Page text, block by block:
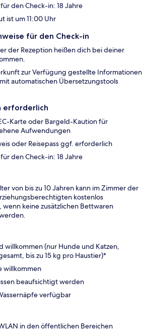
den Check-in: 18 Jahre
ist um 11:00 Uhr
für den Check-in
der Rezeption heißen dich bei deiner
zur Verfügung gestellte Informationen
automatischen Übersetzungstools
erforderlich
Karte oder Bargeld-Kaution für
Aufwendungen
oder Reisepass ggf. erforderlich
den Check-in: 18 Jahre
von bis zu 10 Jahren kann im Zimmer der
kostenlos
wenn keine zusätzlichen Bettwaren
willkommen (nur Hunde und Katzen,
bis zu 15 kg pro Haustier)*
willkommen
beaufsichtigt werden
verfügbar
in den öffentlichen Bereichen